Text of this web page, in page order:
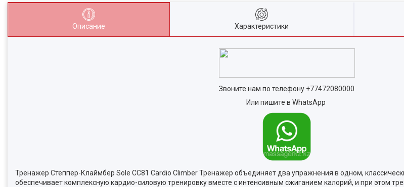
Описание Характеристики
Звоните нам по телефону +77472080000
Или пишите в WhatsApp
Тренажер Степпер-Клаймбер Sole CC81 Cardio Climber Тренажер объединяет два упражнения в одном,
обеспечивает комплексную кардио-силовую тренировку вместе с интенсивным сжиганием калорий, и при этом